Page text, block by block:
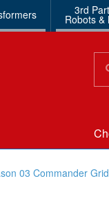
3rd
Robots &
03 Commander